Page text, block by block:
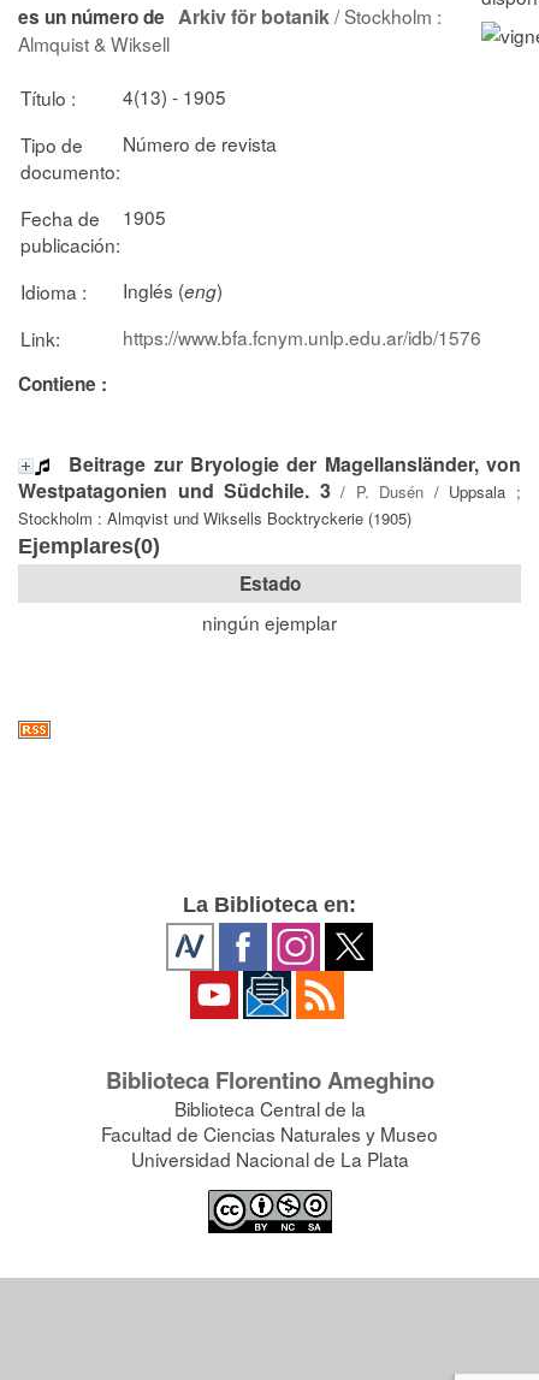
es un número de Arkiv för botanik/ Stockholm :
Almquist & Wiksell
Título :
4(13) - 1905
Tipo de
documento:
Número de revista
Fecha de
publicación:
1905
Idioma : Inglés (eng)
Link:
https://www.bfa.fcnym.unlp.edu.ar/idb/1576
Contiene :
Beitrage zur Bryologie der Magellansländer, von
Westpatagonien und Südchile. 3/ P. Dusén / Uppsala ;
Stockholm : Almqvist und Wiksells Bocktryckerie (1905)
Ejemplares(0)
Estado
ningún ejemplar
La Biblioteca en:
Biblioteca Florentino Ameghino
Biblioteca Central de la
Facultad de Ciencias Naturales y Museo
Universidad Nacional de La Plata